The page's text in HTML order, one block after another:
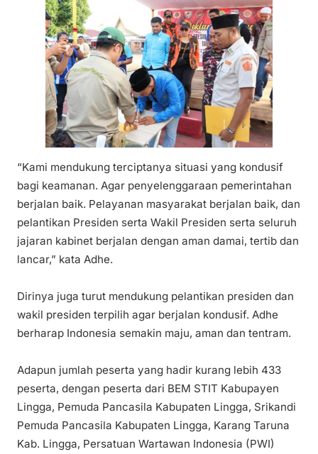
“Kami mendukung terciptanya situasi yang kondusif
bagi keamanan. Agar penyelenggaraan pemerintahan
berjalan baik. Pelayanan masyarakat berjalan baik, dan
pelantikan Presiden serta Wakil Presiden serta seluruh
jajaran kabinet berjalan dengan aman damai, tertib dan
lancar,” kata Adhe.
Dirinya juga turut mendukung pelantikan presiden dan
wakil presiden terpilih agar berjalan kondusif. Adhe
berharap Indonesia semakin maju, aman dan tentram.
Adapun jumlah peserta yang hadir kurang lebih 433
peserta, dengan peserta dari BEM STIT Kabupayen
Lingga, Pemuda Pancasila Kabupaten Lingga, Srikandi
Pemuda Pancasila Kabupaten Lingga, Karang Taruna
Kab. Lingga, Persatuan Wartawan Indonesia (PWI)